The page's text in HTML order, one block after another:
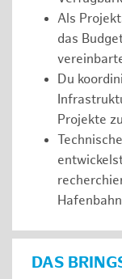
Als
das
Du
Projekte
DAS